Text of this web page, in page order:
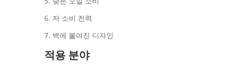
6. 저 소비 전력
7. 벽에 붙여진 디자인
적용 분야